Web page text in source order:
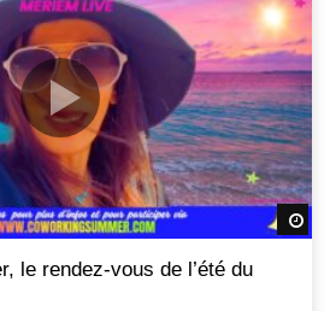
le rendez-vous de l’été du